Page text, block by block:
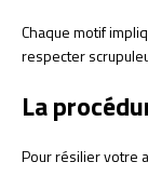
Chaque motif
respecter
La
Pour résilier votre